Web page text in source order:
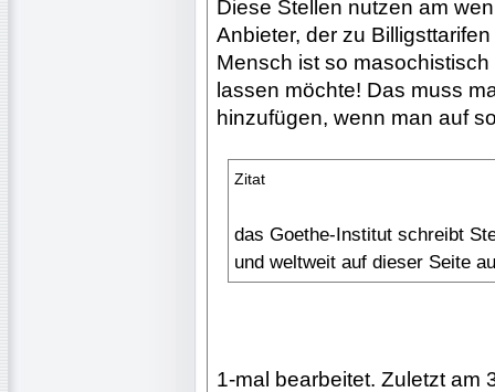
Diese Stellen nutzen am
Anbieter, der zu
Mensch ist so
lassen möchte! Das muss
hinzufügen, wenn man auf
Zitat
das Goethe-Institut schreibt
und weltweit auf dieser Seite
1-mal bearbeitet. Zuletzt am